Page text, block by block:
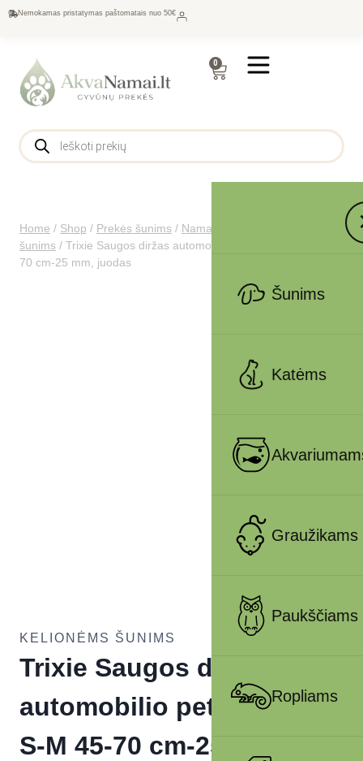
Nemokamas pristatymas paštomatais nuo 50€
0
Šunims
Katėms
Graužikams
Paukščiams
Ropliams
Home / Shop / Prekės šunims / Namams šunims
šunims / Trixie Saugos diržas automobilio petnešoms, S-M 45-
70 cm-25 mm, juodas
KELIONĖMS ŠUNIMS
Trixie Saugos diržas
automobilio petnešoms,
S-M 45-70 cm-25 mm,